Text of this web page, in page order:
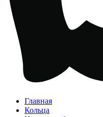
Главная
Кольца